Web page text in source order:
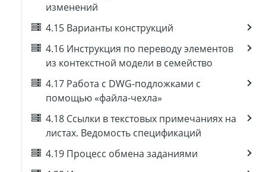
изменений
4.15 Варианты конструкций
4.16 Инструкция по переводу элементов
из контекстной модели в семейство
4.17 Работа с DWG-подложками с
помощью «файла-чехла»
4.18 Ссылки в текстовых примечаниях на
листах. Ведомость спецификаций
4.19 Процесс обмена заданиями